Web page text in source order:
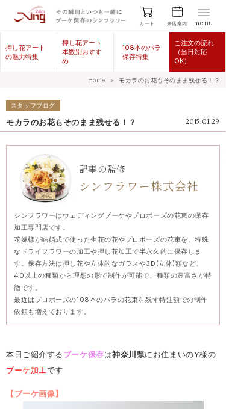
カート 来店案内 menu
押し花アート
の魅力特集
押し花アート
本数別おすす
め
108本のバラ
保存特集
ご注文の流れ
（当日対応
OK）
Home ＞ モカラのお花もそのまま残せる！？
スタッフブログ
2015.01.29
モカラのお花もそのまま残せる！？
記事の監修
シンフラワー株式会社
シンフラワーはウェディングブーケやプロポーズの花束の保存
加工専門店です。
花嫁様が結婚式で使った生花の花やプロポーズの花束を、特殊
なドライフラワーの加工や押し花加工で半永久的に保存しま
す。保存方法は押し花や立体的なガラスや3D(立体)額など、
40以上の種類から理想の形で制作が可能で、種類の豊富さが特
徴です。
最近はプロポーズの108本のバラの花束を残す特注額での制作
依頼も増えております。
本日ご紹介するブーケ保存は神奈川県にお住まいのY様の
ブーケ加工です
【ブーケ画像】